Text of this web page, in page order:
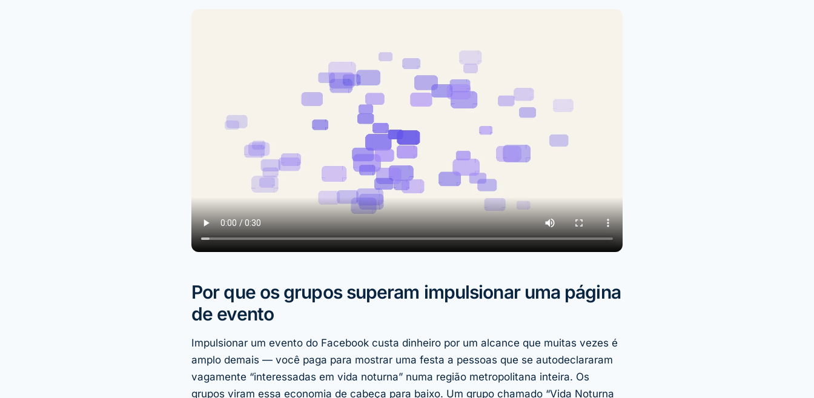
Por que os grupos superam impulsionar uma página
de evento
Impulsionar um evento do Facebook custa dinheiro por um alcance que muitas vezes é
amplo demais — você paga para mostrar uma festa a pessoas que se autodeclararam
vagamente “interessadas em vida noturna” numa região metropolitana inteira. Os
grupos viram essa economia de cabeça para baixo. Um grupo chamado “Vida Noturna